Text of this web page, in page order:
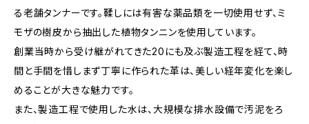
る老舗タンナーです。鞣しには有害な薬品類を一切使用せず、ミ
モザの樹皮から抽出した植物タンニンを使用しています。
創業当時から受け継がれてきた20にも及ぶ製造工程を経て、時
間と手間を惜しまず丁寧に作られた革は、美しい経年変化を楽し
めることが大きな魅力です。
また、製造工程で使用した水は、大規模な排水設備で汚泥をろ